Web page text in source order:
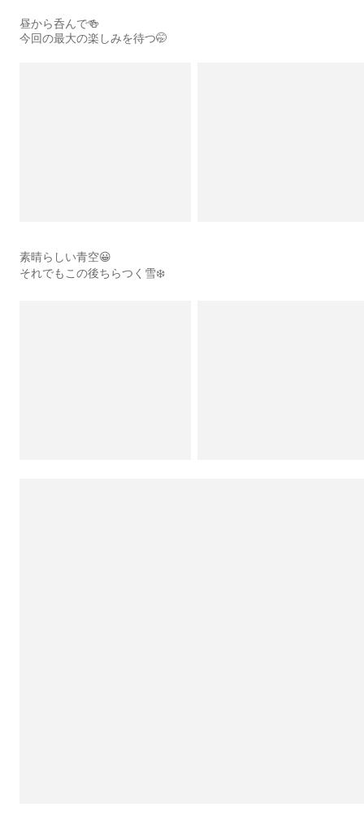
昼から呑んで🍻
今回の最大の楽しみを待つ🤭
素晴らしい青空😀
それでもこの後ちらつく雪❄️